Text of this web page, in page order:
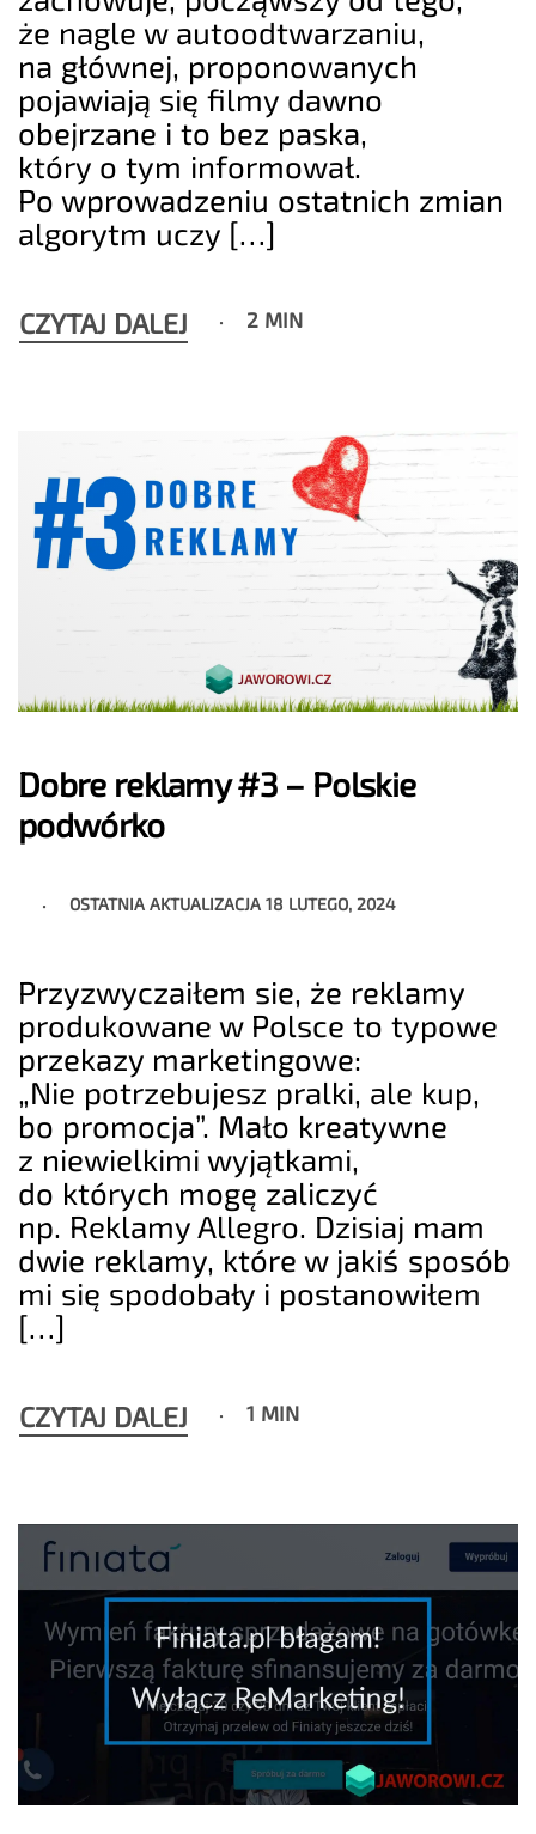
że nagle w autoodtwarzaniu,
na głównej, proponowanych
pojawiają się filmy dawno
obejrzane i to bez paska,
który o tym informował.
Po wprowadzeniu ostatnich zmian
algorytm uczy […]
CZYTAJ DALEJ 2 MIN
Dobre reklamy #3 – Polskie
podwórko
OSTATNIA AKTUALIZACJA18 LUTEGO, 2024
Przyzwyczaiłem sie, że reklamy
produkowane w Polsce to typowe
przekazy marketingowe:
„Nie potrzebujesz pralki, ale kup,
bo promocja”. Mało kreatywne
z niewielkimi wyjątkami,
do których mogę zaliczyć
np. Reklamy Allegro. Dzisiaj mam
dwie reklamy, które w jakiś sposób
mi się spodobały i postanowiłem
[…]
CZYTAJ DALEJ 1 MIN